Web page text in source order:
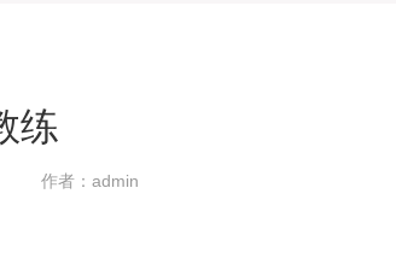
练
作者：admin